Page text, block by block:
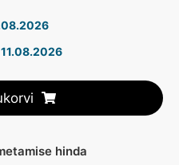
11.08.2026
hinda